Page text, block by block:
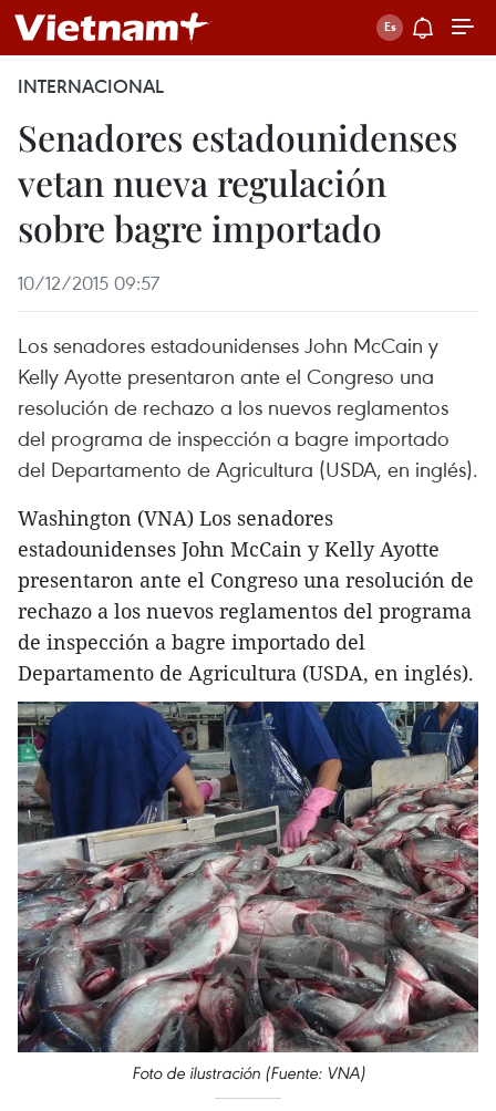
INTERNACIONAL
Senadores estadounidenses
vetan nueva regulación
sobre bagre importado
10/12/2015 09:57
Los senadores estadounidenses John McCain y
Kelly Ayotte presentaron ante el Congreso una
resolución de rechazo a los nuevos reglamentos
del programa de inspección a bagre importado
del Departamento de Agricultura (USDA, en inglés).
Washington (VNA) Los senadores
estadounidenses John McCain y Kelly Ayotte
presentaron ante el Congreso una resolución de
rechazo a los nuevos reglamentos del programa
de inspección a bagre importado del
Departamento de Agricultura (USDA, en inglés).
Foto de ilustración (Fuente: VNA)